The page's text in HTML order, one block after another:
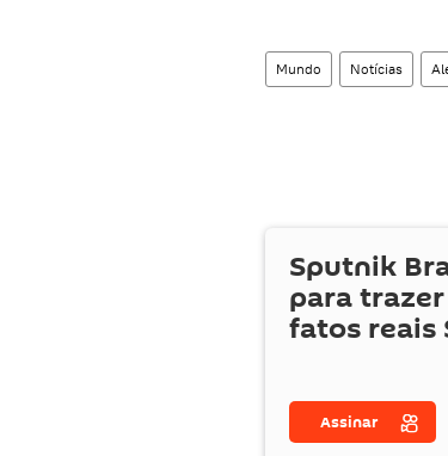
Mundo Notícias
Sputnik
para
fatos reais
Assinar